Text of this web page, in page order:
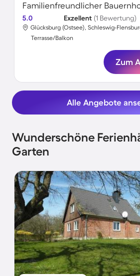
5.0 Exzellent (1 Bewertung)
Glücksburg (Ostsee), Schleswig-
Terrasse/Balkon
Zum
Alle Angebote
Wunderschöne
Garten